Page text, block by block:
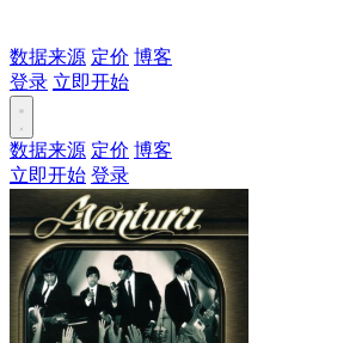
数据来源 定价 博客
登录 立即开始
数据来源 定价 博客
立即开始 登录